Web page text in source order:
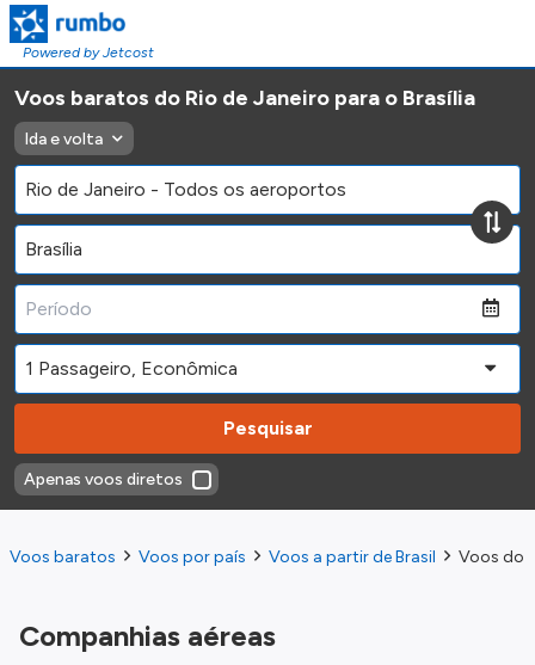
Powered by Jetcost
Voos baratos do Rio de Janeiro para o Brasília
Ida e volta
Pesquisar
Apenas voos diretos
Voos baratos Voos por país Voos a partir de Brasil Voos do
Companhias aéreas